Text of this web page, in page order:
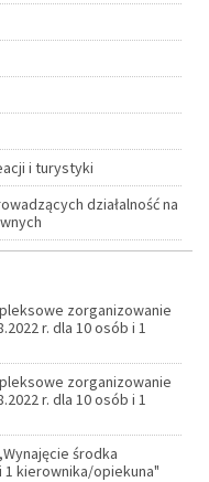
i turystyki
działalność na
zorganizowanie
r. dla 10 osób i 1
zorganizowanie
r. dla 10 osób i 1
środka
kierownika/opiekuna"